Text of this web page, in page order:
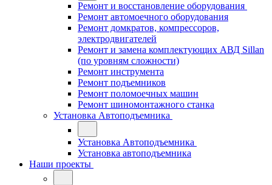
Ремонт и восстановление оборудования
Ремонт автомоечного оборудования
Ремонт домкратов, компрессоров,
электродвигателей
Ремонт и замена комплектующих АВД Sillan
(по уровням сложности)
Ремонт инструмента
Ремонт подъемников
Ремонт поломоечных машин
Ремонт шиномонтажного станка
Установка Автоподъемника
Установка Автоподъемника
Установка автоподъемника
Наши проекты